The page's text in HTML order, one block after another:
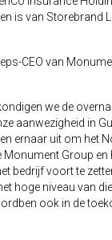
is van Storebrand
CEO van
we de
aanwezigheid in
ernaar uit om het
Monument Group en
bedrijf voort te
hoge niveau van
ook in de